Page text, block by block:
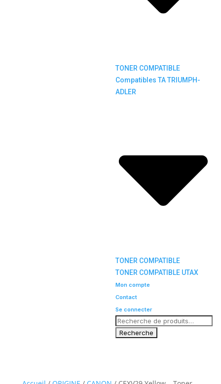
TONER COMPATIBLE
Compatibles TA TRIUMPH-
ADLER
TONER COMPATIBLE
TONER COMPATIBLE UTAX
Mon compte
Contact
Se connecter